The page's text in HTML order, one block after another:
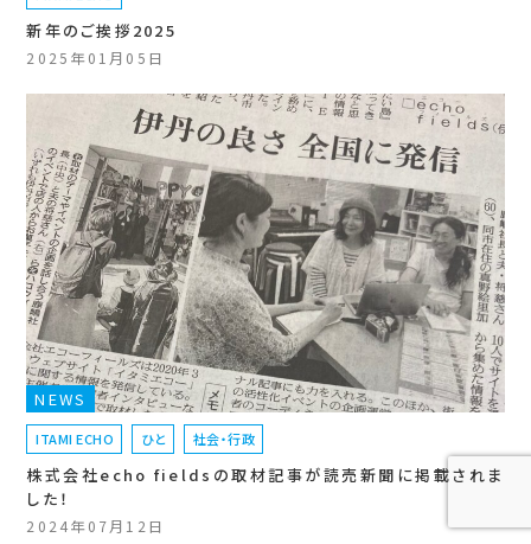
新年のご挨拶2025
2025年01月05日
NEWS
ITAMI ECHO ひと 社会・行政
株式会社echo fieldsの取材記事が読売新聞に掲載されま
した！
2024年07月12日